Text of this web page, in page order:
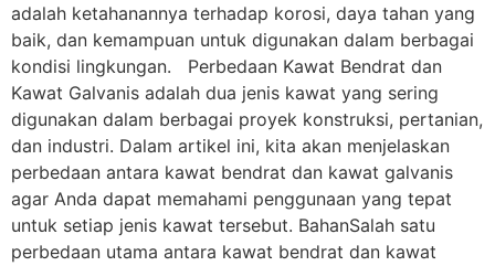
adalah ketahanannya terhadap korosi, daya tahan yang
baik, dan kemampuan untuk digunakan dalam berbagai
kondisi lingkungan. Perbedaan Kawat Bendrat dan
Kawat Galvanis adalah dua jenis kawat yang sering
digunakan dalam berbagai proyek konstruksi, pertanian,
dan industri. Dalam artikel ini, kita akan menjelaskan
perbedaan antara kawat bendrat dan kawat galvanis
agar Anda dapat memahami penggunaan yang tepat
untuk setiap jenis kawat tersebut. BahanSalah satu
perbedaan utama antara kawat bendrat dan kawat